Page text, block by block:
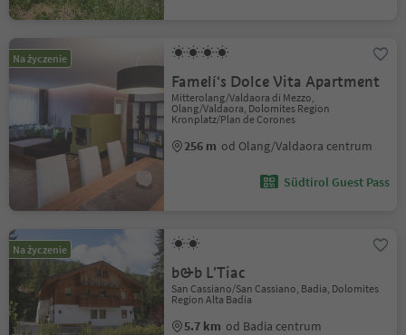
Na życzenie
Famelí‘s Dolce Vita Apartment
Mitterolang/Valdaora di Mezzo,
Olang/Valdaora, Dolomites Region
Kronplatz/Plan de Corones
256 m od Olang/Valdaora centrum
Südtirol Guest Pass
Na życzenie
b&b L'Tiac
San Cassiano/San Cassiano, Badia, Dolomites
Region Alta Badia
5.7 km od Badia centrum